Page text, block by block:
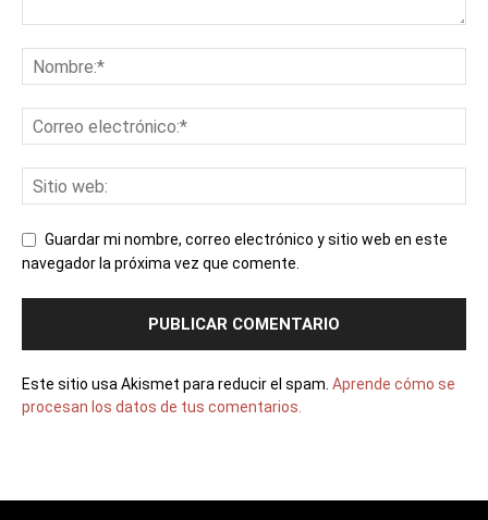
Guardar mi nombre, correo electrónico y sitio web en este
navegador la próxima vez que comente.
Este sitio usa Akismet para reducir el spam. Aprende cómo se
procesan los datos de tus comentarios.